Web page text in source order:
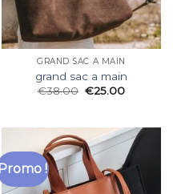
GRAND SAC A MAIN
grand sac a main
€38.00 €25.00
Promo !